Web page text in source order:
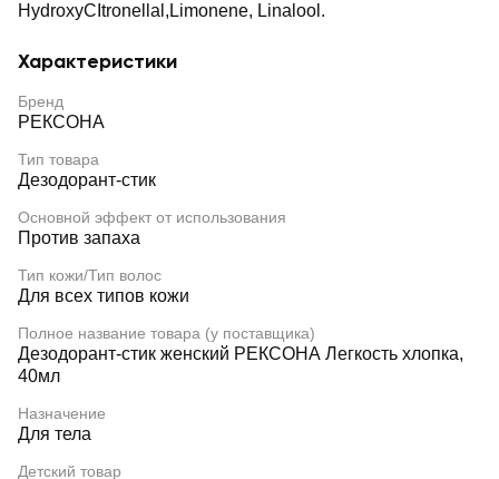
HydroxyCItronellal,Limonene, Linalool.
Характеристики
Бренд
РЕКСОНА
Тип товара
Дезодорант-стик
Основной эффект от использования
Против запаха
Тип кожи/Тип волос
Для всех типов кожи
Полное название товара (у поставщика)
Дезодорант-стик женский РЕКСОНА Легкость хлопка,
40мл
Назначение
Для тела
Детский товар